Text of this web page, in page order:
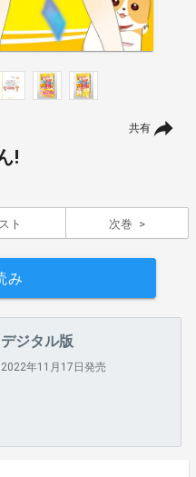
共有
!
ト 次巻
み
デジタル版
2022年11月17日発売